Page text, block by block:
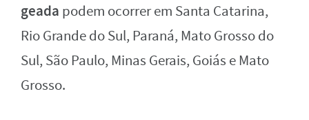
geada podem ocorrer em Santa Catarina,
Rio Grande do Sul, Paraná, Mato Grosso do
Sul, São Paulo, Minas Gerais, Goiás e Mato
Grosso.